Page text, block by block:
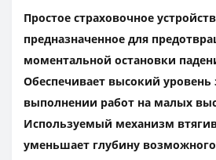
Простое страховочное
предназначенное для
моментальной остановки
Обеспечивает высокий
выполнении работ на малых
Используемый механизм
уменьшает глубину